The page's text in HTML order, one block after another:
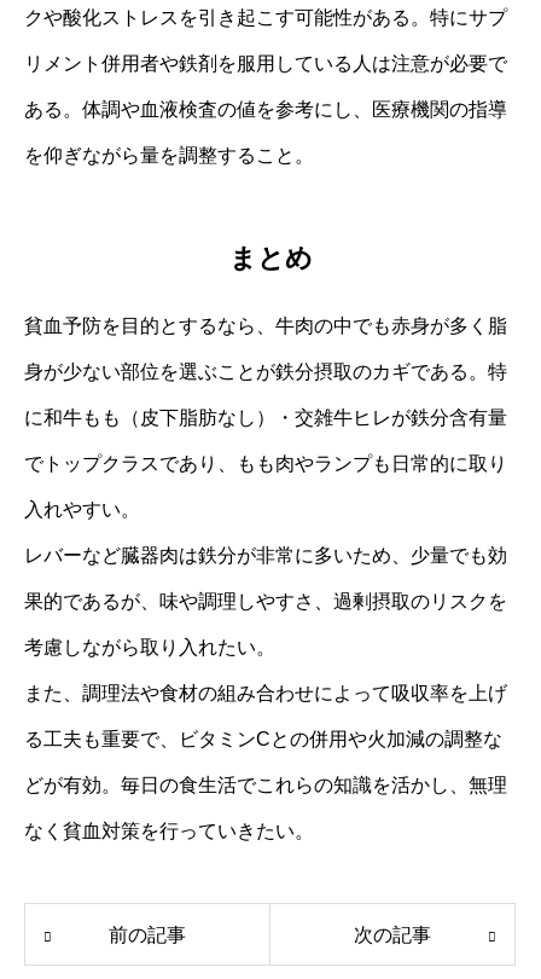
クや酸化ストレスを引き起こす可能性がある。特にサプ
リメント併用者や鉄剤を服用している人は注意が必要で
ある。体調や血液検査の値を参考にし、医療機関の指導
を仰ぎながら量を調整すること。
まとめ
貧血予防を目的とするなら、牛肉の中でも赤身が多く脂
身が少ない部位を選ぶことが鉄分摂取のカギである。特
に和牛もも（皮下脂肪なし）・交雑牛ヒレが鉄分含有量
でトップクラスであり、もも肉やランプも日常的に取り
入れやすい。
レバーなど臓器肉は鉄分が非常に多いため、少量でも効
果的であるが、味や調理しやすさ、過剰摂取のリスクを
考慮しながら取り入れたい。
また、調理法や食材の組み合わせによって吸収率を上げ
る工夫も重要で、ビタミンCとの併用や火加減の調整な
どが有効。毎日の食生活でこれらの知識を活かし、無理
なく貧血対策を行っていきたい。
前の記事 次の記事